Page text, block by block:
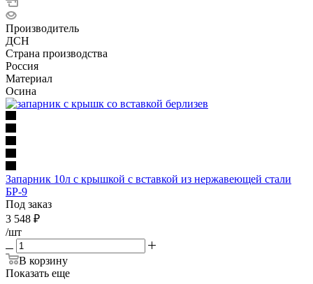
Производитель
ДСН
Страна производства
Россия
Материал
Осина
Запарник 10л с крышкой с вставкой из нержавеющей стали
БР-9
Под заказ
3 548 ₽
/шт
В корзину
Показать еще